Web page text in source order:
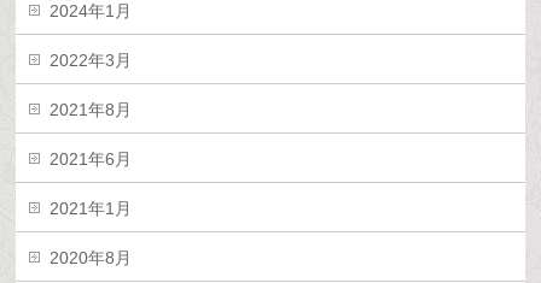
2024年1月
2022年3月
2021年8月
2021年6月
2021年1月
2020年8月